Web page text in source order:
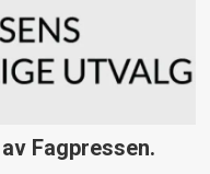
Fagpressen.